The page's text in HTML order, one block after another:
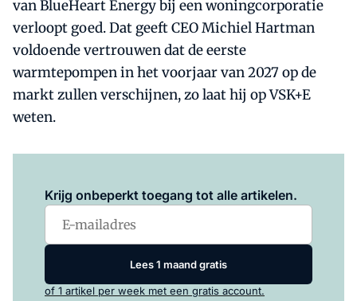
van BlueHeart Energy bij een woningcorporatie
verloopt goed. Dat geeft CEO Michiel Hartman
voldoende vertrouwen dat de eerste
warmtepompen in het voorjaar van 2027 op de
markt zullen verschijnen, zo laat hij op VSK+E
weten.
Krijg onbeperkt toegang tot alle artikelen.
Lees 1 maand gratis
of 1 artikel per week met een gratis account.